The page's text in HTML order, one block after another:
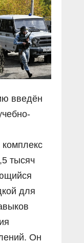
введён
тысяч
для
Он